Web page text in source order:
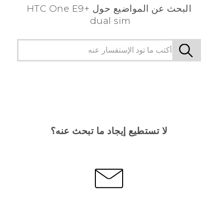
البحث عن المواضيع حول HTC One E9+
dual sim
لا تستطيع إيجاد ما تبحث عنه؟